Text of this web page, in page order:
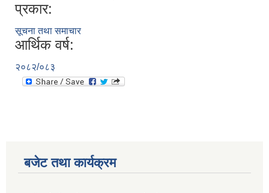
प्रकार:
सूचना तथा समाचार
आर्थिक वर्ष:
२०८२/०८३
बजेट तथा कार्यक्रम